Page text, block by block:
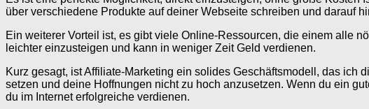
über verschiedene Produkte auf deiner Webseite schreiben und darauf
Ein weiterer Vorteil ist, es gibt viele Online-Ressourcen, die einem alle
leichter einzusteigen und kann in weniger Zeit Geld verdienen.
Kurz gesagt, ist Affiliate-Marketing ein solides Geschäftsmodell, das ich
setzen und deine Hoffnungen nicht zu hoch anzusetzen. Wenn du ein
du im Internet erfolgreiche verdienen.